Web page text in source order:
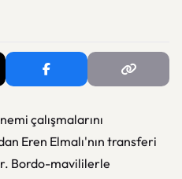
çalışmalarını
Eren Elmalı'nın transferi
Bordo-mavililerle